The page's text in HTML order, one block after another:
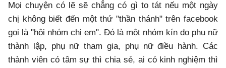
Mọi chuyện có lẽ sẽ chẳng có gì to tát nếu một ngày
chị không biết đến một thứ "thần thánh" trên facebook
gọi là "hội nhóm chị em". Đó là một nhóm kín do phụ nữ
thành lập, phụ nữ tham gia, phụ nữ điều hành. Các
thành viên có tâm sự thì chia sẻ, ai có kinh nghiệm thì